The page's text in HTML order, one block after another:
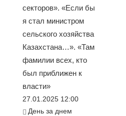
секторов». «Если бы
я стал министром
сельского хозяйства
Казахстана…». «Там
фамилии всех, кто
был приближен к
власти»
27.01.2025 12:00
День за днем